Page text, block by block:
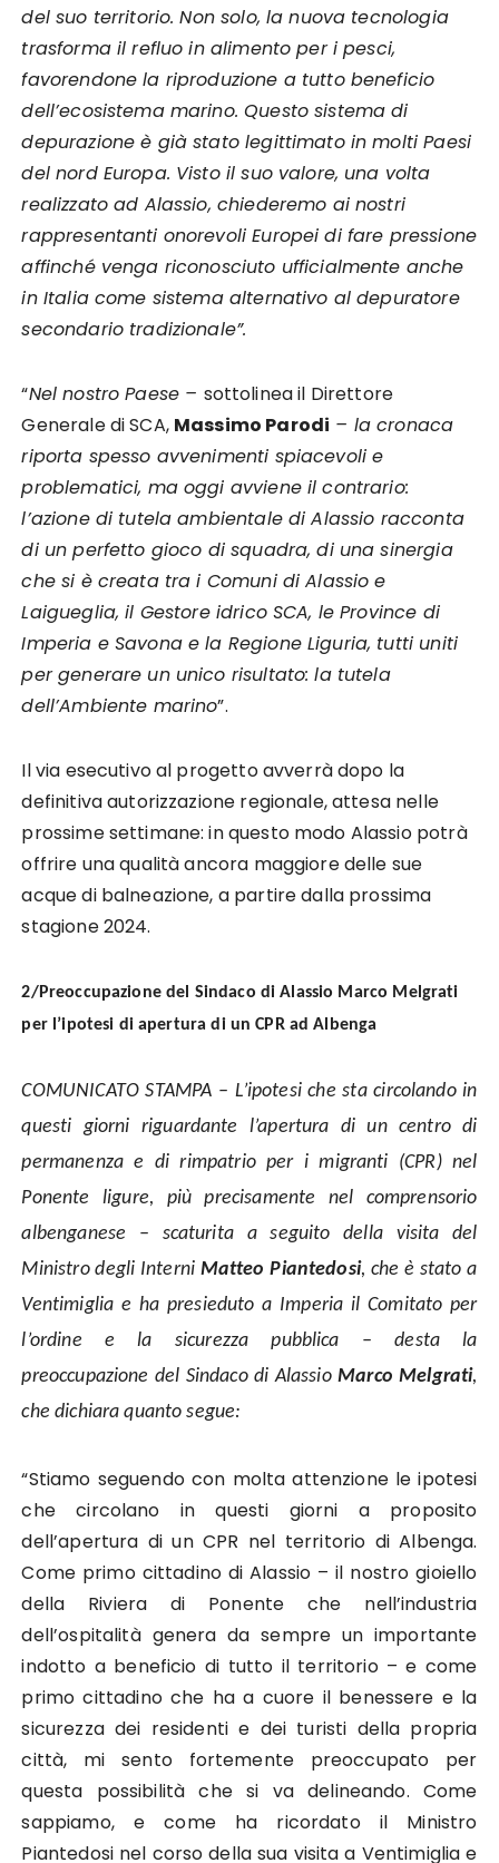
del suo territorio. Non solo, la nuova tecnologia
trasforma il refluo in alimento per i pesci,
favorendone la riproduzione a tutto beneficio
dell’ecosistema marino. Questo sistema di
depurazione è già stato legittimato in molti Paesi
del nord Europa. Visto il suo valore, una volta
realizzato ad Alassio, chiederemo ai nostri
rappresentanti onorevoli Europei di fare pressione
affinché venga riconosciuto ufficialmente anche
in Italia come sistema alternativo al depuratore
secondario tradizionale”.
“Nel nostro Paese – sottolinea il Direttore
Generale di SCA, Massimo Parodi – la cronaca
riporta spesso avvenimenti spiacevoli e
problematici, ma oggi avviene il contrario:
l’azione di tutela ambientale di Alassio racconta
di un perfetto gioco di squadra, di una sinergia
che si è creata tra i Comuni di Alassio e
Laigueglia, il Gestore idrico SCA, le Province di
Imperia e Savona e la Regione Liguria, tutti uniti
per generare un unico risultato: la tutela
dell’Ambiente marino”.
Il via esecutivo al progetto avverrà dopo la
definitiva autorizzazione regionale, attesa nelle
prossime settimane: in questo modo Alassio potrà
offrire una qualità ancora maggiore delle sue
acque di balneazione, a partire dalla prossima
stagione 2024.
2/Preoccupazione del Sindaco di Alassio Marco Melgrati
per l’ipotesi di apertura di un CPR ad Albenga
COMUNICATO STAMPA – L’ipotesi che sta circolando in
questi giorni riguardante l’apertura di un centro di
permanenza e di rimpatrio per i migranti (CPR) nel
Ponente ligure, più precisamente nel comprensorio
albenganese – scaturita a seguito della visita del
Ministro degli Interni Matteo Piantedosi, che è stato a
Ventimiglia e ha presieduto a Imperia il Comitato per
l’ordine e la sicurezza pubblica – desta la
preoccupazione del Sindaco di AlassioMarco Melgrati,
che dichiara quanto segue:
“Stiamo seguendo con molta attenzione le ipotesi
che circolano in questi giorni a proposito
dell’apertura di un CPR nel territorio di Albenga.
Come primo cittadino di Alassio – il nostro gioiello
della Riviera di Ponente che nell’industria
dell’ospitalità genera da sempre un importante
indotto a beneficio di tutto il territorio – e come
primo cittadino che ha a cuore il benessere e la
sicurezza dei residenti e dei turisti della propria
città, mi sento fortemente preoccupato per
questa possibilità che si va delineando. Come
sappiamo, e come ha ricordato il Ministro
Piantedosi nel corso della sua visita a Ventimiglia e